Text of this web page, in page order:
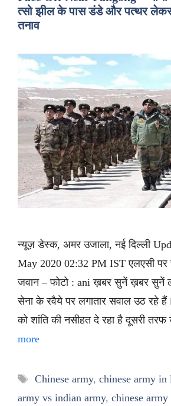
त्सो झील के पास डंडे और पत्थर
तनाव
न्यूज़ डेस्क, अमर उजाला, नई दिल्ली
May 2020 02:32 PM IST एलएसी पर
जवान – फोटो : ani ख़बर सुनें ख़बर सुनें
सेना के रवैये पर लगातार सवाल उठ रहे
को शांति की नसीहत दे रहा है दूसरी
more
Tags
Chinese army, chinese army in
army vs indian army, chinese